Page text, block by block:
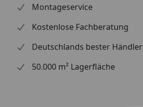
Montageservice
Kostenlose Fachberatung
Deutschlands bester Händler
50.000 m² Lagerfläche